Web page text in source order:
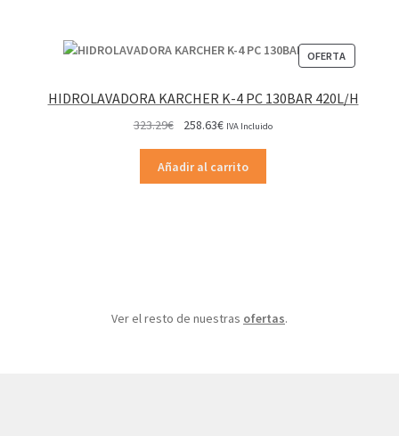
OFERTA
EN
HIDROLAVADORA KARCHER K-4 PC 130BAR 420L/H
323.29€
original
era:
258.63€El
actual
es:
IVA Incluido
Añadir al carrito
Ver el resto de nuestras ofertas.